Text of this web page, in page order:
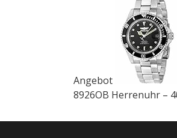
Angebot
8926OB Herrenuhr –